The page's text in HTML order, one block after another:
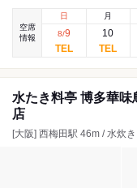
空席
情報
日
8/9
月
10
水たき料亭 博多華味
店
[大阪] 西梅田駅 46m / 水炊